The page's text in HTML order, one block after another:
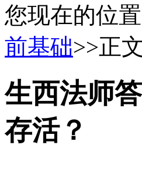
您现在的位置
前基础>>正
生西法师
存活？